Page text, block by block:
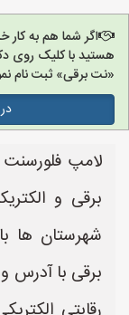
اگر شما هم به کار
هستید با کلیک روی
«نت برقی» ثبت نام
لامپ
برقی و
شهرستان ها
برقی با